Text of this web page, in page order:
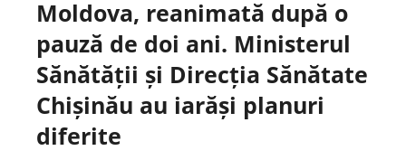
E-Sănătate Instituții
Tuberculoza Info
Spitale.MD
Moldova, reanimată după o
pauză de doi ani. Ministerul
Sănătății și Direcția Sănătate
Chișinău au iarăși planuri
diferite